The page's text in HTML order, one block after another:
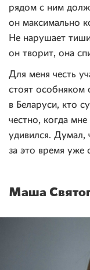
рядом с ним
он максимально
Не нарушает
он творит, она
Для меня честь
стоят особняком
в Беларуси, кто
честно, когда мне
удивился. Думал,
за это время уже
Маша